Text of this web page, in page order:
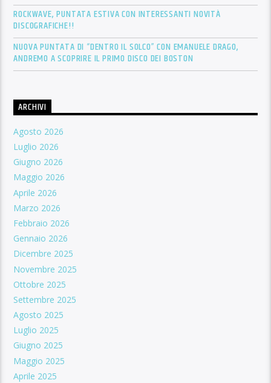
ROCKWAVE, PUNTATA ESTIVA CON INTERESSANTI NOVITÀ
DISCOGRAFICHE!!
NUOVA PUNTATA DI “DENTRO IL SOLCO” CON EMANUELE DRAGO,
ANDREMO A SCOPRIRE IL PRIMO DISCO DEI BOSTON
ARCHIVI
Agosto 2026
Luglio 2026
Giugno 2026
Maggio 2026
Aprile 2026
Marzo 2026
Febbraio 2026
Gennaio 2026
Dicembre 2025
Novembre 2025
Ottobre 2025
Settembre 2025
Agosto 2025
Luglio 2025
Giugno 2025
Maggio 2025
Aprile 2025